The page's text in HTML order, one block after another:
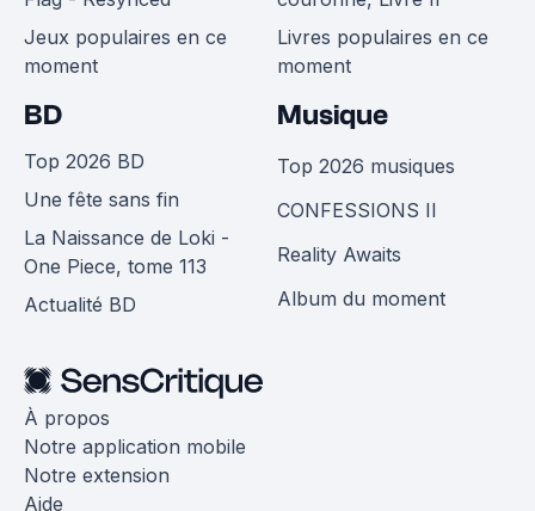
Jeux populaires en ce
moment
Livres populaires en ce
moment
BD
Top 2026 BD
Une fête sans fin
La Naissance de Loki -
One Piece, tome 113
Actualité BD
Musique
Top 2026 musiques
CONFESSIONS II
Reality Awaits
Album du moment
À propos
Notre application mobile
Notre extension
Aide